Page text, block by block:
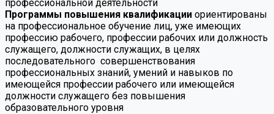
профессиональной деятельности
Программы повышения квалификации ориентированы
на профессиональное обучение лиц, уже имеющих
профессию рабочего, профессии рабочих или должность
служащего, должности служащих, в целях
последовательного совершенствования
профессиональных знаний, умений и навыков по
имеющейся профессии рабочего или имеющейся
должности служащего без повышения
образовательного уровня